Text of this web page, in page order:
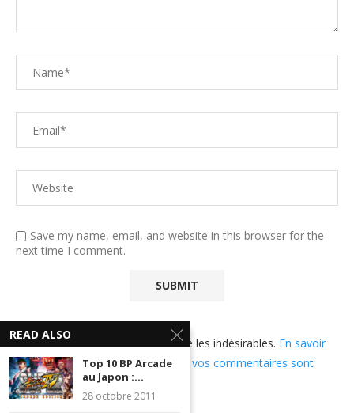
Save my name, email, and website in this browser for the
next time I comment.
Ce site utilise Akismet pour réduire les indésirables. En savoir
plus sur comment les données de vos commentaires sont
utilisées.
READ ALSO
Top 10 BP Arcade
au Japon :...
28 octobre 2011